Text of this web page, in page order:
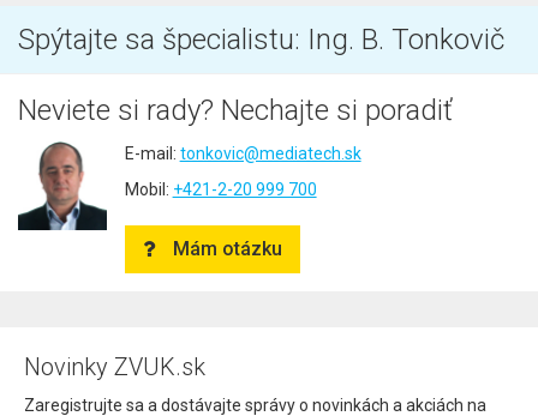
Spýtajte sa špecialistu: Ing. B. Tonkovič
Neviete si rady? Nechajte si poradiť
E-mail: tonkovic@mediatech.sk
Mobil: +421-2-20 999 700
Mám otázku
Novinky ZVUK.sk
Zaregistrujte sa a dostávajte správy o novinkách a akciách na